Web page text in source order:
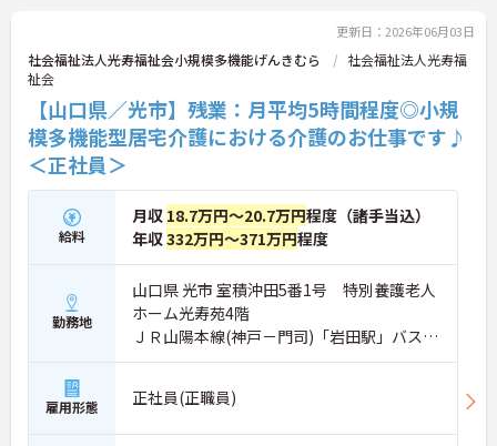
詳細をお話しいたしますのでお気軽にご相談くださ
い。
更新日：2026年06月03日
社会福祉法人光寿福祉会小規模多機能げんきむら
社会福祉法人光寿福
祉会
【山口県／光市】残業：月平均5時間程度◎小規
模多機能型居宅介護における介護のお仕事です♪
＜正社員＞
給料
月収 18.7万円～20.7万円程度（諸手当込）
年収332万円～371万円程度
勤務地
山口県 光市 室積沖田5番1号 特別養護老人
ホーム光寿苑4階
ＪＲ山陽本線(神戸－門司)「岩田駅」バス・
車14分
雇用形態 正社員(正職員)